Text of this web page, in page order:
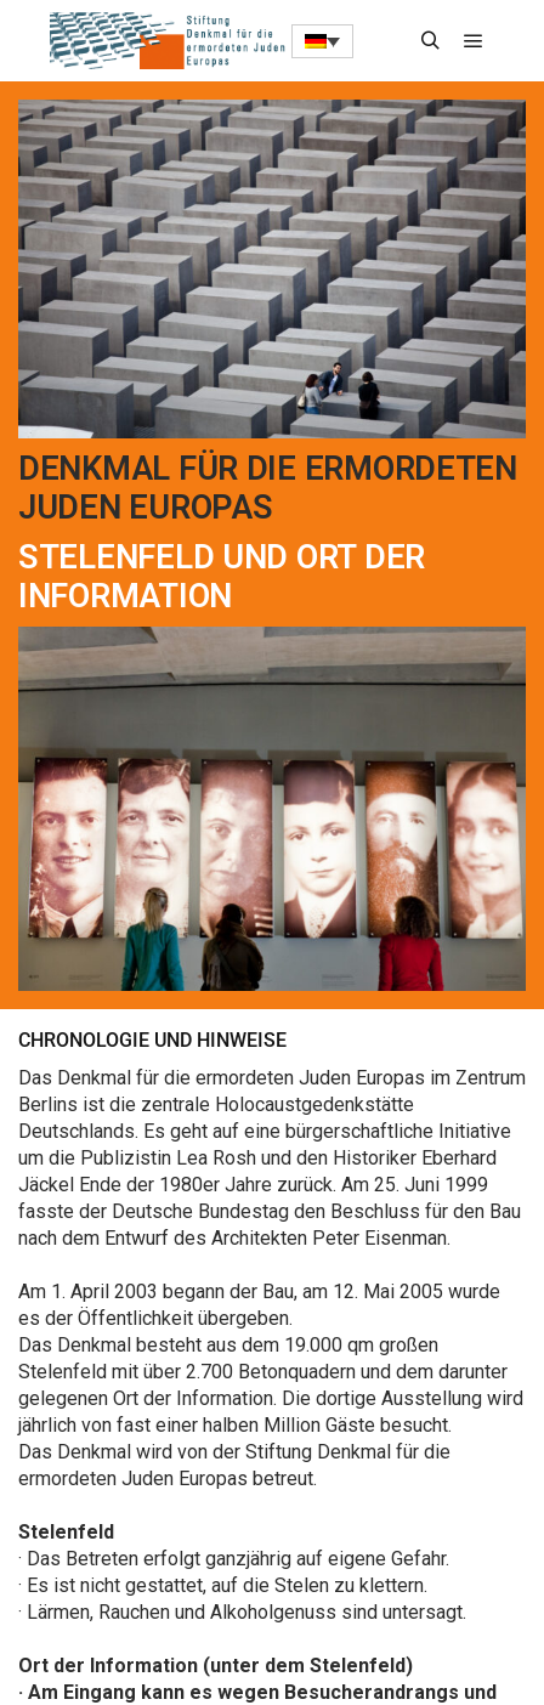
DENKMAL FÜR DIE ERMORDETEN
JUDEN EUROPAS
STELENFELD UND ORT DER
INFORMATION
CHRONOLOGIE UND HINWEISE
Das Denkmal für die ermordeten Juden Europas im Zentrum
Berlins ist die zentrale Holocaustgedenkstätte
Deutschlands. Es geht auf eine bürgerschaftliche Initiative
um die Publizistin Lea Rosh und den Historiker Eberhard
Jäckel Ende der 1980er Jahre zurück. Am 25. Juni 1999
fasste der Deutsche Bundestag den Beschluss für den Bau
nach dem Entwurf des Architekten Peter Eisenman.
Am 1. April 2003 begann der Bau, am 12. Mai 2005 wurde
es der Öffentlichkeit übergeben.
Das Denkmal besteht aus dem 19.000 qm großen
Stelenfeld mit über 2.700 Betonquadern und dem darunter
gelegenen Ort der Information. Die dortige Ausstellung wird
jährlich von fast einer halben Million Gäste besucht.
Das Denkmal wird von der Stiftung Denkmal für die
ermordeten Juden Europas betreut.
Stelenfeld
· Das Betreten erfolgt ganzjährig auf eigene Gefahr.
· Es ist nicht gestattet, auf die Stelen zu klettern.
· Lärmen, Rauchen und Alkoholgenuss sind untersagt.
Ort der Information (unter dem Stelenfeld)
· Am Eingang kann es wegen Besucherandrangs und